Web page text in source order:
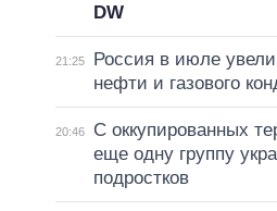
DW
21:25
Россия в июле
нефти и газового
20:46
С оккупированных
еще одну группу
подростков